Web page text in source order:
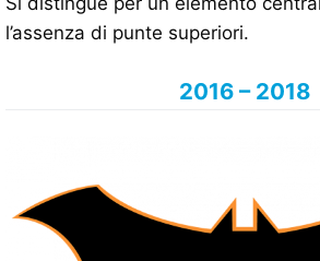
l’assenza di punte superiori.
2016 – 2018